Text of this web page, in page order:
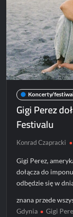
Koncerty/
Gigi Perez
Festivalu
Konrad Czapracki
Gigi Perez,
dołącza do
odbędzie się w
znana przede
Gdynia Gigi